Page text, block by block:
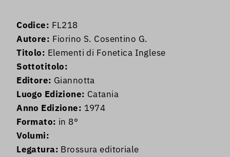
Codice: FL218
Autore: Fiorino S. Cosentino G.
Titolo: Elementi di Fonetica Inglese
Sottotitolo:
Editore: Giannotta
Luogo Edizione: Catania
Anno Edizione: 1974
Formato: in 8°
Volumi:
Legatura: Brossura editoriale